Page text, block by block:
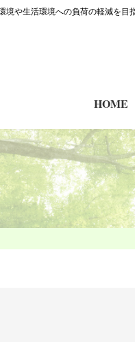
境や生活環境への負荷の軽減を目
HOME